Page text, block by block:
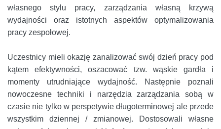
własnego stylu pracy, zarządzania własną krzywą
wydajności oraz istotnych aspektów optymalizowania
pracy zespołowej.
Uczestnicy mieli okazję zanalizować swój dzień pracy pod
kątem efektywności, oszacować tzw. wąskie gardła i
momenty utrudniające wydajność. Następnie poznali
nowoczesne techniki i narzędzia zarządzania sobą w
czasie nie tylko w perspetywie długoterminowej ale przede
wszystkim dziennej / zmianowej. Dostosowali własne